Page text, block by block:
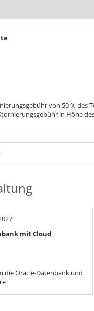
von 50 % des
in Höhe
mit Cloud
die Oracle-Datenbank und